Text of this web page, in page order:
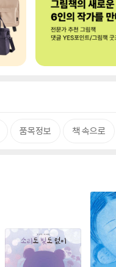
품목정보 책 속으로